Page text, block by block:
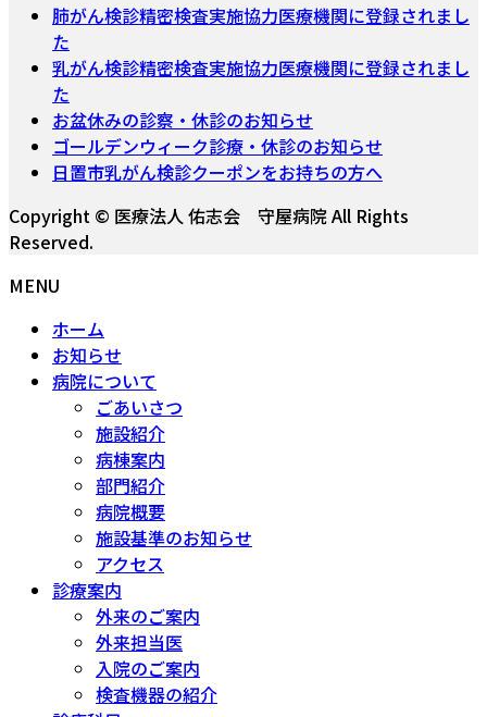
肺がん検診精密検査実施協力医療機関に登録されまし
た
乳がん検診精密検査実施協力医療機関に登録されまし
た
お盆休みの診察・休診のお知らせ
ゴールデンウィーク診療・休診のお知らせ
日置市乳がん検診クーポンをお持ちの方へ
Copyright © 医療法人 佑志会 守屋病院 All Rights
Reserved.
MENU
ホーム
お知らせ
病院について
ごあいさつ
施設紹介
病棟案内
部門紹介
病院概要
施設基準のお知らせ
アクセス
診療案内
外来のご案内
外来担当医
入院のご案内
検査機器の紹介